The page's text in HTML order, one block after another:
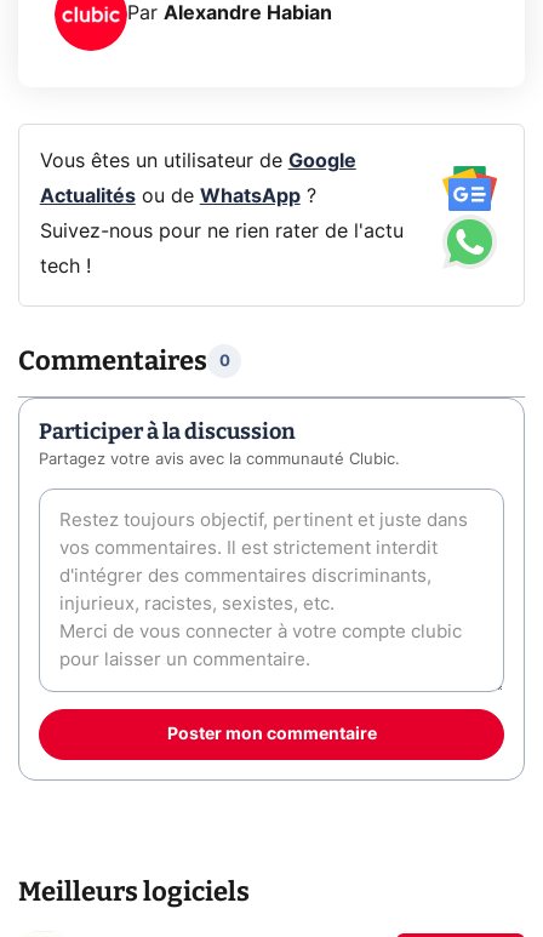
Par Alexandre Habian
Vous êtes un utilisateur de Google
Actualitésou de WhatsApp?
Suivez-nous pour ne rien rater de l'actu
tech !
Commentaires 0
Participer à la discussion
Partagez votre avis avec la communauté Clubic.
Poster mon commentaire
Meilleurs logiciels